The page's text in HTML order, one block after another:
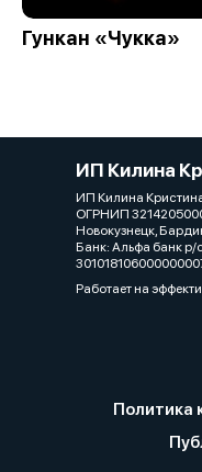
Гункан «Чукка»
ИП Килина
ИП Килина
ОГРНИП
Новокузнецк,
Банк: Альфа банк р/
Работает на
Политика